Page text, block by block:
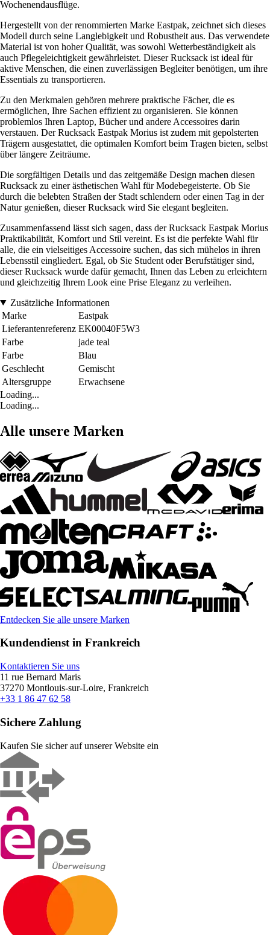
Wochenendausflüge.
Hergestellt von der renommierten Marke Eastpak, zeichnet sich dieses
Modell durch seine Langlebigkeit und Robustheit aus. Das verwendete
Material ist von hoher Qualität, was sowohl Wetterbeständigkeit als
auch Pflegeleichtigkeit gewährleistet. Dieser Rucksack ist ideal für
aktive Menschen, die einen zuverlässigen Begleiter benötigen, um ihre
Essentials zu transportieren.
Zu den Merkmalen gehören mehrere praktische Fächer, die es
ermöglichen, Ihre Sachen effizient zu organisieren. Sie können
problemlos Ihren Laptop, Bücher und andere Accessoires darin
verstauen. Der Rucksack Eastpak Morius ist zudem mit gepolsterten
Trägern ausgestattet, die optimalen Komfort beim Tragen bieten, selbst
über längere Zeiträume.
Die sorgfältigen Details und das zeitgemäße Design machen diesen
Rucksack zu einer ästhetischen Wahl für Modebegeisterte. Ob Sie
durch die belebten Straßen der Stadt schlendern oder einen Tag in der
Natur genießen, dieser Rucksack wird Sie elegant begleiten.
Zusammenfassend lässt sich sagen, dass der Rucksack Eastpak Morius
Praktikabilität, Komfort und Stil vereint. Es ist die perfekte Wahl für
alle, die ein vielseitiges Accessoire suchen, das sich mühelos in ihren
Lebensstil eingliedert. Egal, ob Sie Student oder Berufstätiger sind,
dieser Rucksack wurde dafür gemacht, Ihnen das Leben zu erleichtern
und gleichzeitig Ihrem Look eine Prise Eleganz zu verleihen.
Zusätzliche Informationen
Marke
Eastpak
Lieferantenreferenz EK00040F5W3
Farbe
jade teal
Farbe
Blau
Geschlecht
Gemischt
Altersgruppe
Erwachsene
Loading...
Loading...
Alle unsere Marken
Entdecken Sie alle unsere Marken
Kundendienst in Frankreich
Kontaktieren Sie uns
11 rue Bernard Maris
37270 Montlouis-sur-Loire, Frankreich
+33 1 86 47 62 58
Sichere Zahlung
Kaufen Sie sicher auf unserer Website ein